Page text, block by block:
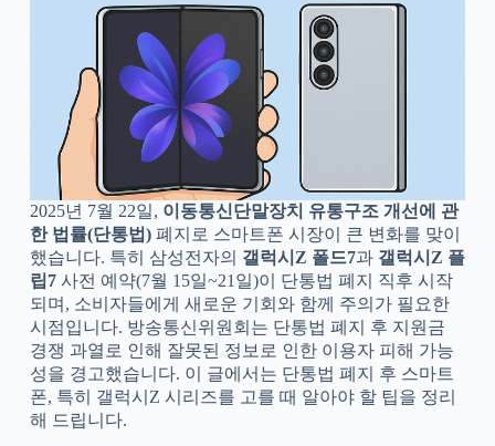
2025년 7월 22일, 이동통신단말장치 유통구조 개선에 관
한 법률(단통법)폐지로 스마트폰 시장이 큰 변화를 맞이
했습니다. 특히 삼성전자의 갤럭시Z 폴드7과 갤럭시Z 플
립7사전 예약(7월 15일~21일)이 단통법 폐지 직후 시작
되며, 소비자들에게 새로운 기회와 함께 주의가 필요한
시점입니다. 방송통신위원회는 단통법 폐지 후 지원금
경쟁 과열로 인해 잘못된 정보로 인한 이용자 피해 가능
성을 경고했습니다. 이 글에서는 단통법 폐지 후 스마트
폰, 특히 갤럭시Z 시리즈를 고를 때 알아야 할 팁을 정리
해 드립니다.